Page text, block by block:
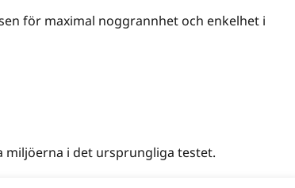
för maximal noggrannhet och enkelhet i
i det ursprungliga testet.